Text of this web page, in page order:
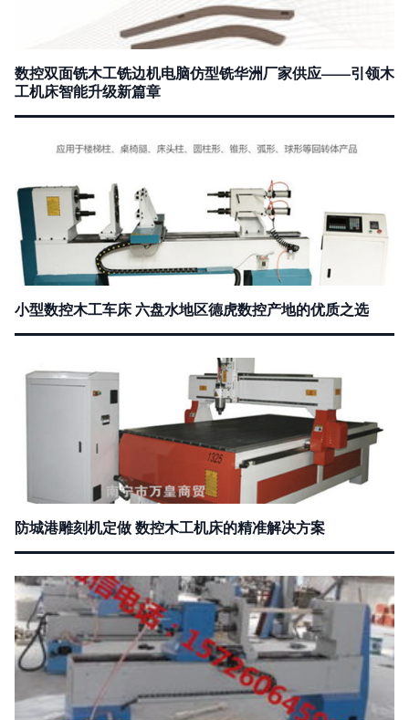
数控双面铣木工铣边机电脑仿型铣华洲厂家供应——引领木
工机床智能升级新篇章
小型数控木工车床 六盘水地区德虎数控产地的优质之选
防城港雕刻机定做 数控木工机床的精准解决方案